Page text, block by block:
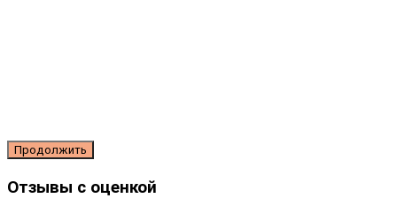
Продолжить
Отзывы с оценкой